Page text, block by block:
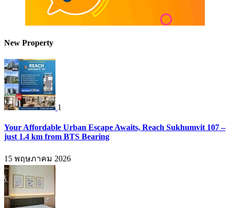
New Property
1
Your Affordable Urban Escape Awaits, Reach Sukhumvit 107 –
just 1.4 km from BTS Bearing
15 พฤษภาคม 2026